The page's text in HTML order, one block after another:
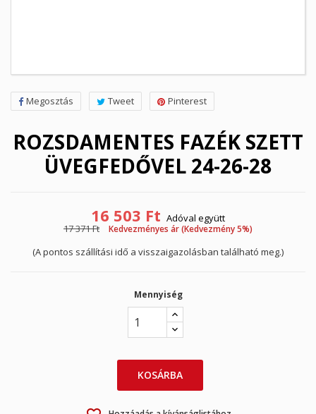
Megosztás Tweet Pinterest
ROZSDAMENTES FAZÉK SZETT
ÜVEGFEDŐVEL 24-26-28
16 503 Ft Adóval együtt
17 371 Ft
Kedvezményes ár (Kedvezmény 5%)
(A pontos szállítási idő a visszaigazolásban található meg.)
Mennyiség
KOSÁRBA